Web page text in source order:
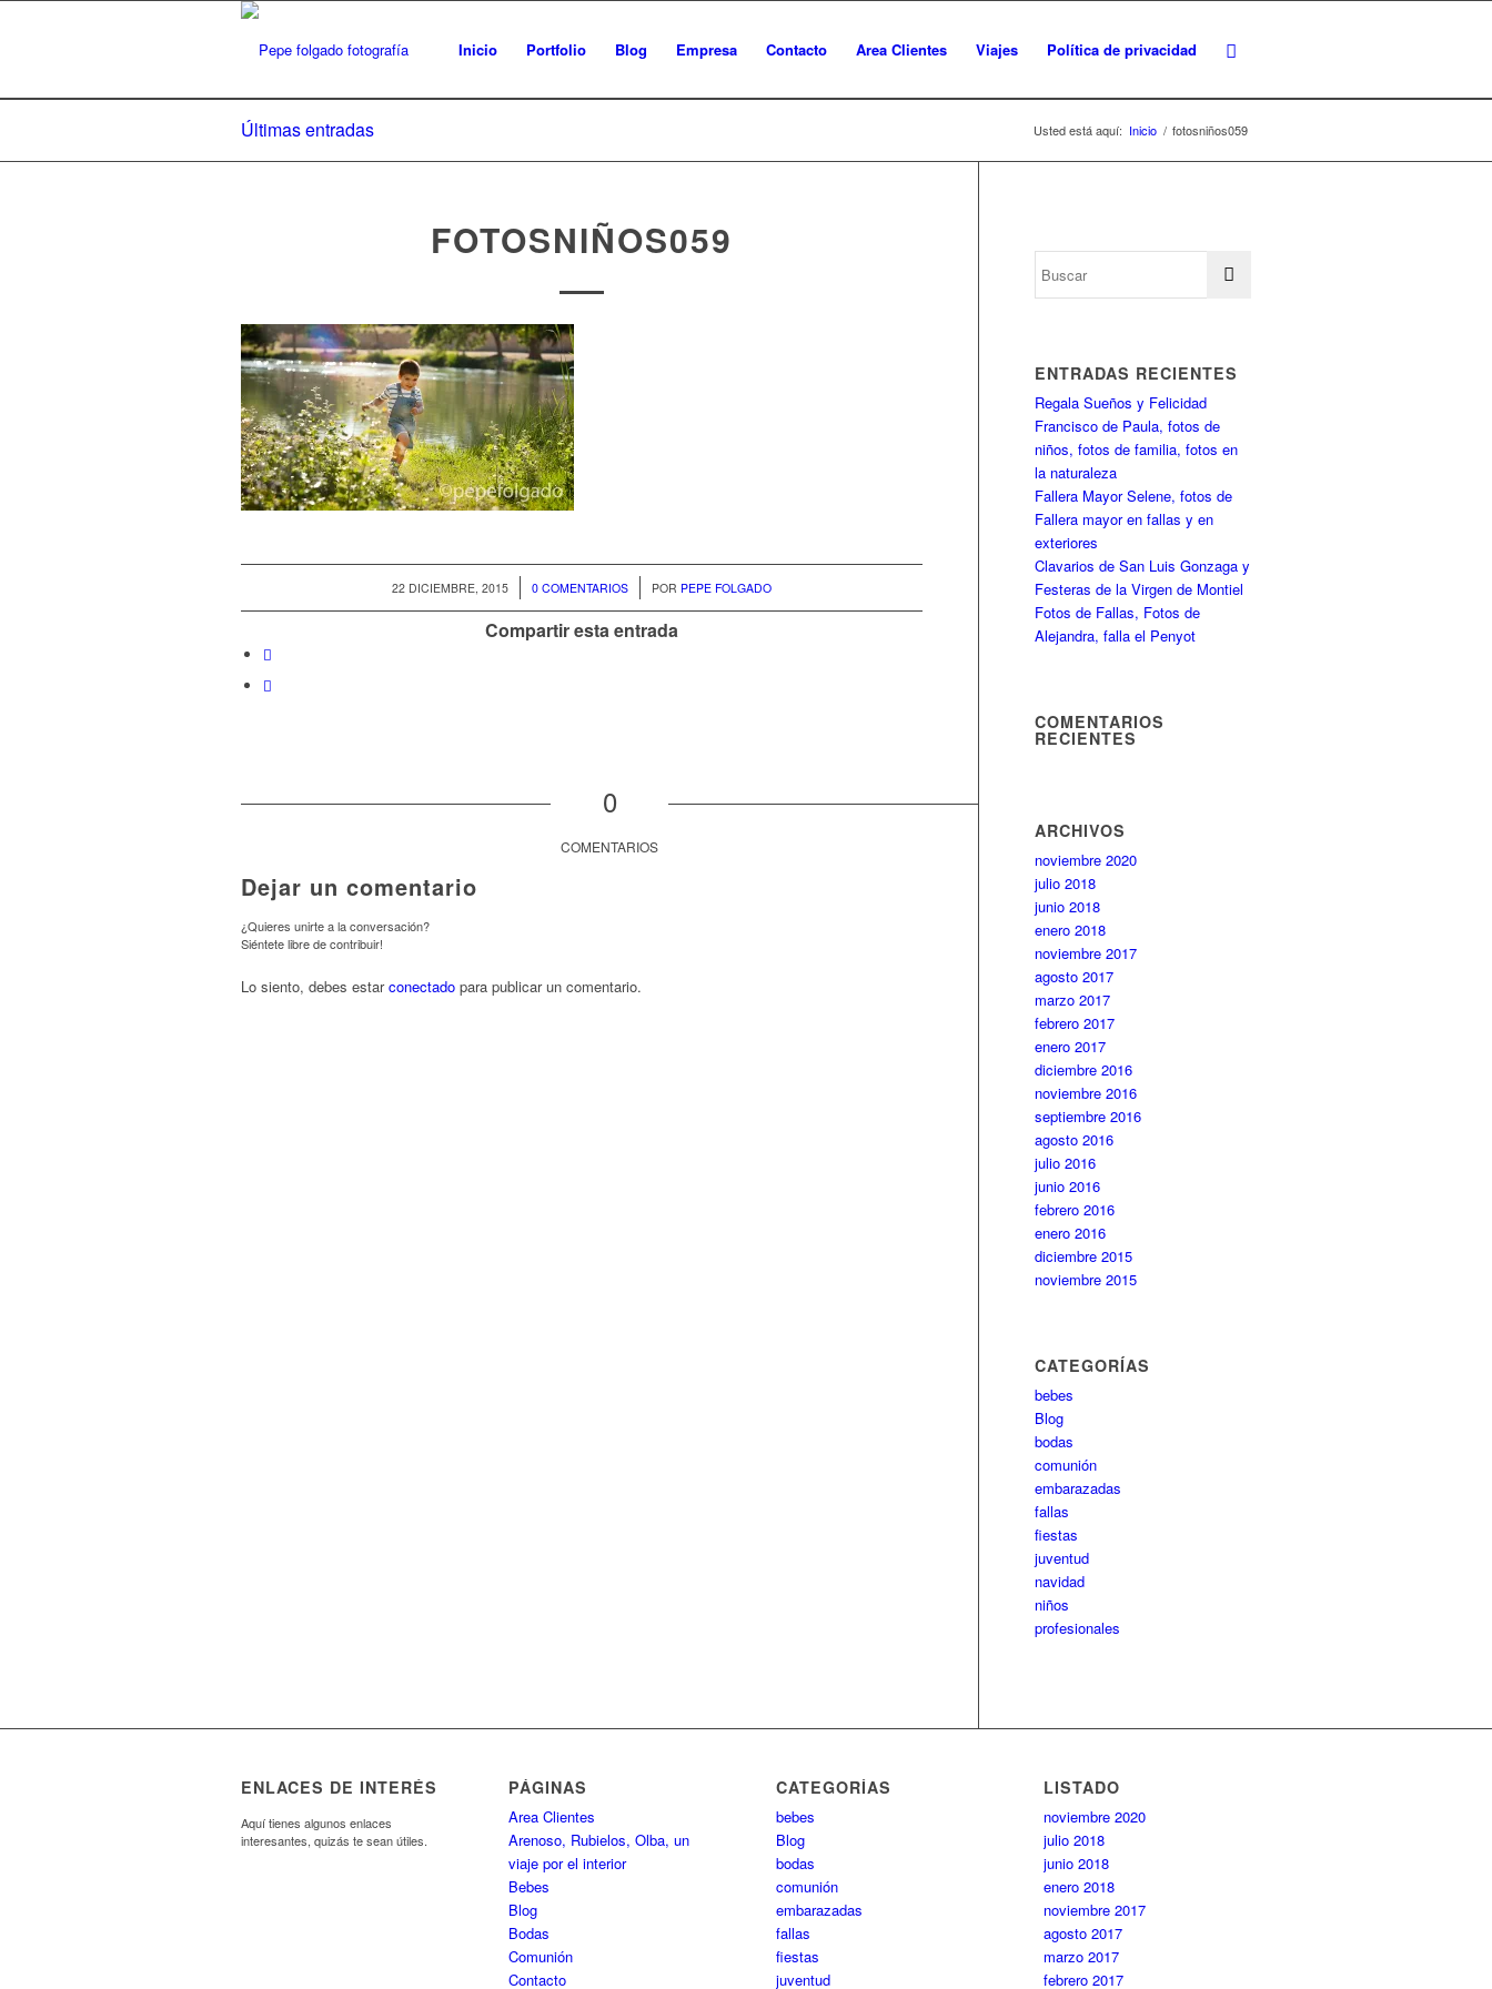
Inicio Portfolio Blog Empresa Contacto Area Clientes Viajes Política de privacidad
Últimas entradas Usted está aquí: Inicio / fotosniños059
FOTOSNIÑOS059
22 DICIEMBRE, 2015
/ 0 COMENTARIOS
/ POR PEPE FOLGADO
Compartir esta entrada
0
COMENTARIOS
Dejar un comentario
¿Quieres unirte a la conversación?
Siéntete libre de contribuir!
Lo siento, debes estarconectado para publicar un comentario.
ENTRADAS RECIENTES
Regala Sueños y Felicidad
Francisco de Paula, fotos de
niños, fotos de familia, fotos en
la naturaleza
Fallera Mayor Selene, fotos de
Fallera mayor en fallas y en
exteriores
Clavarios de San Luis Gonzaga y
Festeras de la Virgen de Montiel
Fotos de Fallas, Fotos de
Alejandra, falla el Penyot
COMENTARIOS
RECIENTES
ARCHIVOS
noviembre 2020
julio 2018
junio 2018
enero 2018
noviembre 2017
agosto 2017
marzo 2017
febrero 2017
enero 2017
diciembre 2016
noviembre 2016
septiembre 2016
agosto 2016
julio 2016
junio 2016
febrero 2016
enero 2016
diciembre 2015
noviembre 2015
CATEGORÍAS
bebes
Blog
bodas
comunión
embarazadas
fallas
fiestas
juventud
navidad
niños
profesionales
ENLACES DE INTERÉS
Aquí tienes algunos enlaces
interesantes, quizás te sean útiles.
PÁGINAS
Area Clientes
Arenoso, Rubielos, Olba, un
viaje por el interior
Bebes
Blog
Bodas
Comunión
Contacto
CATEGORÍAS
bebes
Blog
bodas
comunión
embarazadas
fallas
fiestas
juventud
LISTADO
noviembre 2020
julio 2018
junio 2018
enero 2018
noviembre 2017
agosto 2017
marzo 2017
febrero 2017